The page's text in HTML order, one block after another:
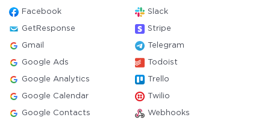
Facebook Slack
GetResponse Stripe
Gmail Telegram
Google Ads Todoist
Google Analytics Trello
Google Calendar Twilio
Google Contacts Webhooks